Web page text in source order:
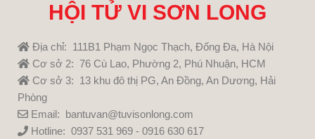
HỘI TỬ VI SƠN LONG
Địa chỉ: 111B1 Phạm Ngọc Thạch, Đống Đa, Hà Nội
Cơ sở 2: 76 Cù Lao, Phường 2, Phú Nhuận, HCM
Cơ sở 3: 13 khu đô thị PG, An Đồng, An Dương, Hải
Phòng
Email: bantuvan@tuvisonlong.com
Hotline: 0937 531 969 - 0916 630 617